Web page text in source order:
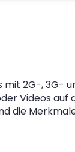
2G-, 3G-
Videos auf
die